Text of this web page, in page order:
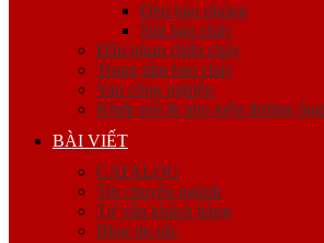
Đèn báo phòng
Nút báo cháy
Đầu phun chữa cháy
Trung tâm báo cháy
Van công nghiệp
Khớp nối & phụ kiện đường ống
BÀI VIẾT
CATALOG
Tin chuyên ngành
Tư vấn khách hàng
Blog tin tức